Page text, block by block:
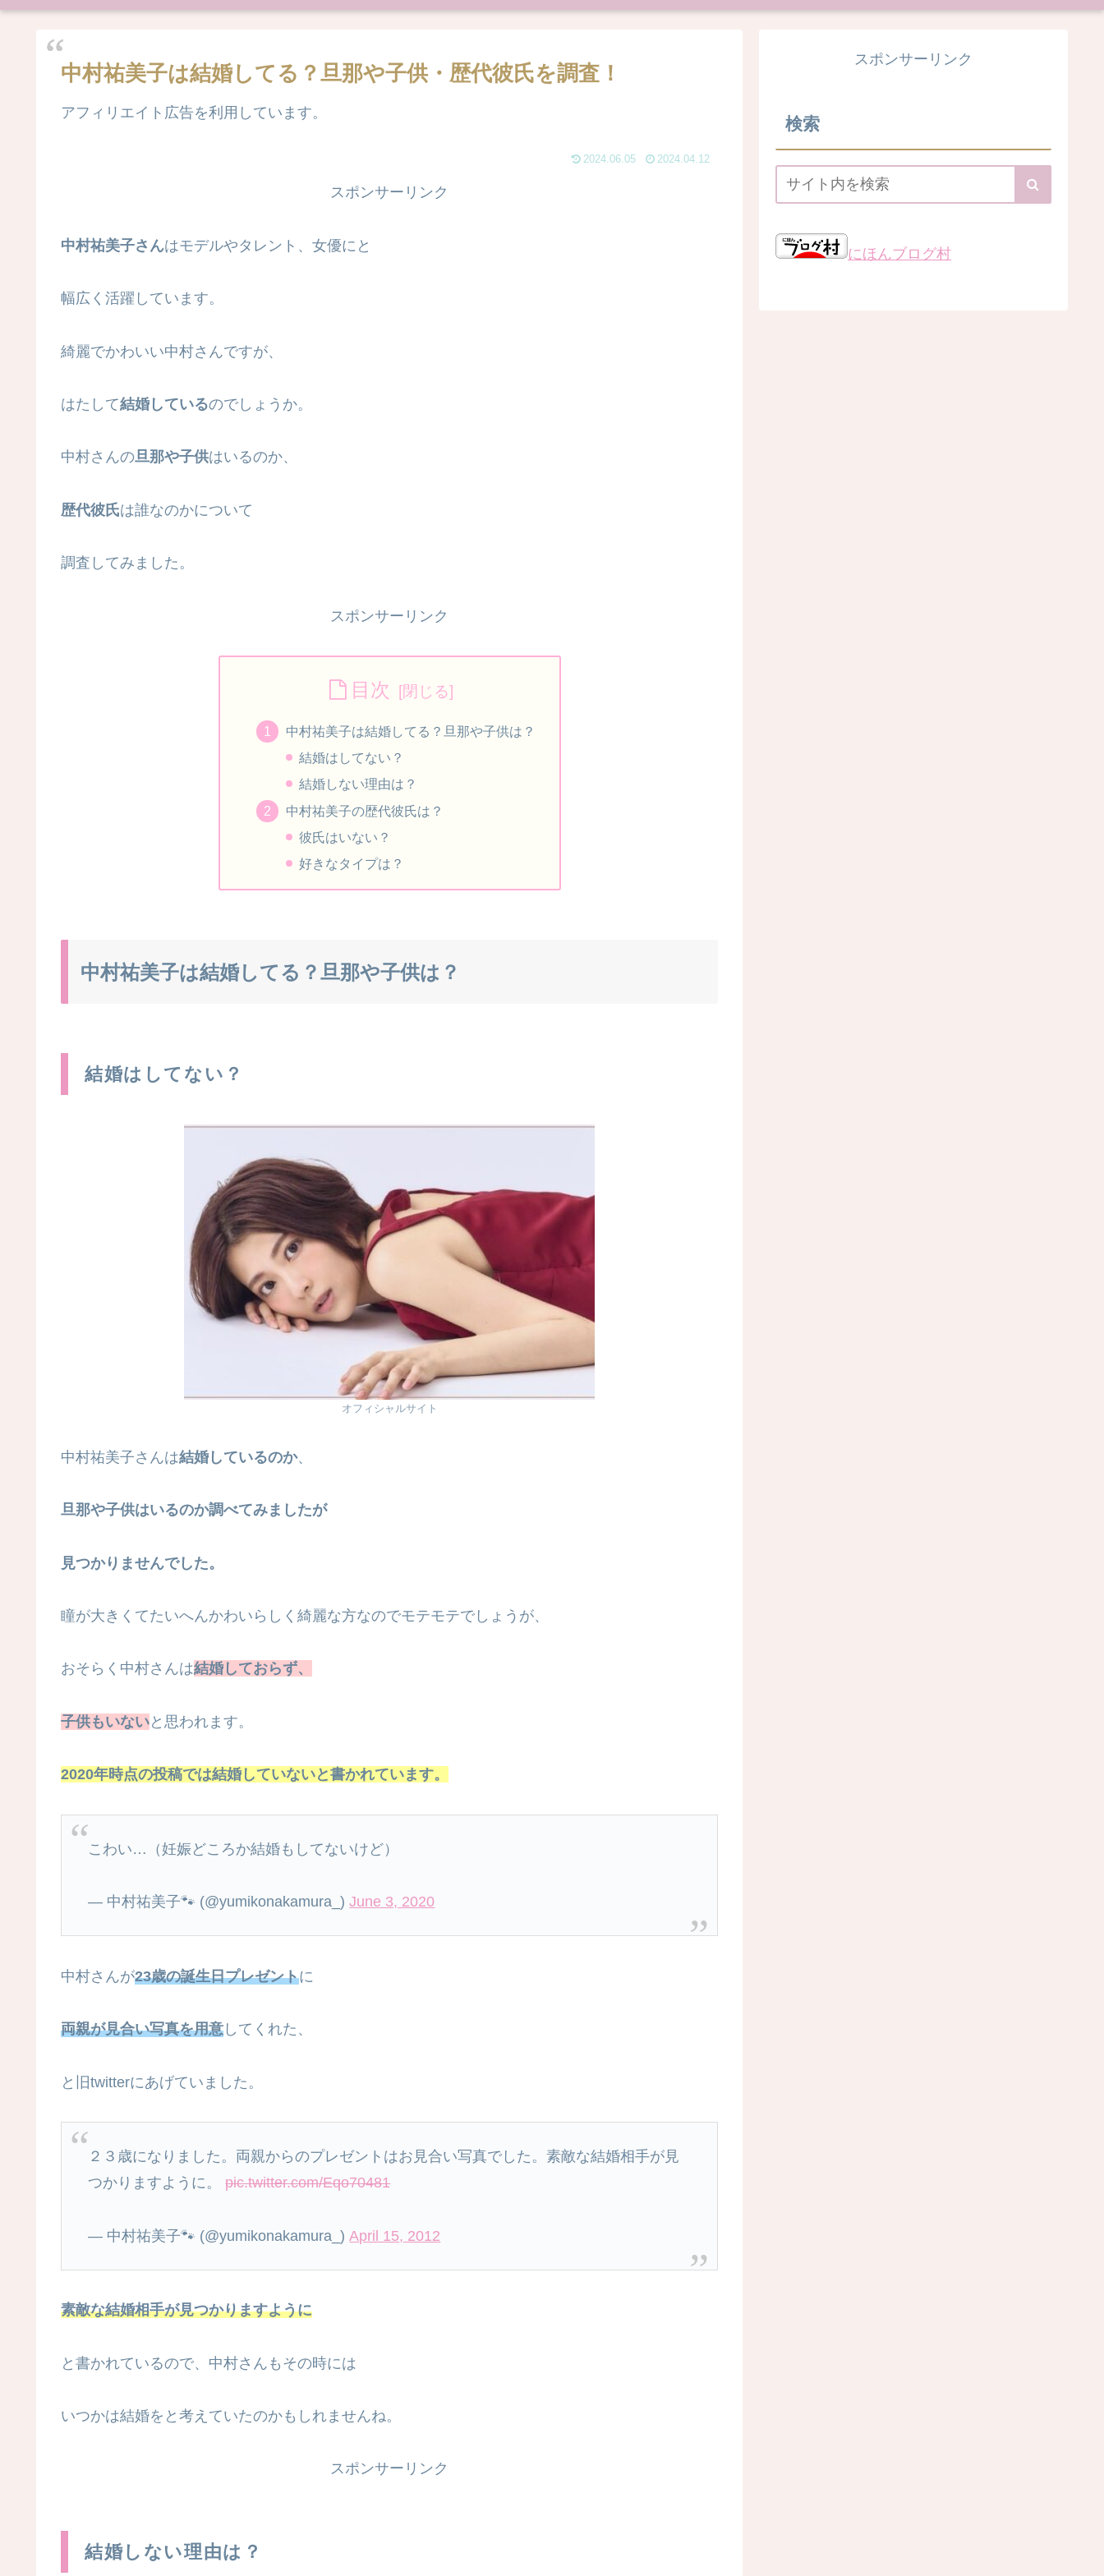
中村祐美子は結婚してる？旦那や子供・歴代彼氏を調査！
アフィリエイト広告を利用しています。
2024.06.05 2024.04.12
スポンサーリンク
中村祐美子さんはモデルやタレント、女優にと
幅広く活躍しています。
綺麗でかわいい中村さんですが、
はたして結婚しているのでしょうか。
中村さんの旦那や子供はいるのか、
歴代彼氏は誰なのかについて
調査してみました。
スポンサーリンク
目次
中村祐美子は結婚してる？旦那や子供は？
結婚はしてない？
結婚しない理由は？
中村祐美子の歴代彼氏は？
彼氏はいない？
好きなタイプは？
中村祐美子は結婚してる？旦那や子供は？
結婚はしてない？
オフィシャルサイト
中村祐美子さんは結婚しているのか、
旦那や子供はいるのか調べてみましたが
見つかりませんでした。
瞳が大きくてたいへんかわいらしく綺麗な方なのでモテモテでしょうが、
おそらく中村さんは結婚しておらず、
子供もいないと思われます。
2020年時点の投稿では結婚していないと書かれています。
こわい…（妊娠どころか結婚もしてないけど）
— 中村祐美子🐾 (@yumikonakamura_)June 3, 2020
中村さんが23歳の誕生日プレゼントに
両親が見合い写真を用意 してくれた、
と旧twitterにあげていました。
２３歳になりました。両親からのプレゼントはお見合い写真でした。素敵な結婚相手が見
つかりますように。pic.twitter.com/Eqo70481
— 中村祐美子🐾 (@yumikonakamura_)April 15, 2012
素敵な結婚相手が見つかりますように
と書かれているので、中村さんもその時には
いつかは結婚をと考えていたのかもしれませんね。
スポンサーリンク
結婚しない理由は？
スポンサーリンク
検索
にほんブログ村